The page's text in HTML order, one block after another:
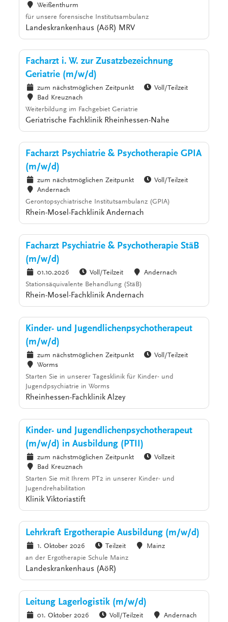
Weißenthurm
für unsere forensische Institutsambulanz
Landeskrankenhaus (AöR) MRV
Facharzt i. W. zur Zusatzbezeichnung
Geriatrie (m/w/d)
zum nächstmöglichen Zeitpunkt
Voll/Teilzeit
Bad Kreuznach
Weiterbildung im Fachgebiet Geriatrie
Geriatrische Fachklinik Rheinhessen-Nahe
Facharzt Psychiatrie & Psychotherapie GPIA
(m/w/d)
zum nächstmöglichen Zeitpunkt
Voll/Teilzeit
Andernach
Gerontopsychiatrische Institutsambulanz (GPIA)
Rhein-Mosel-Fachklinik Andernach
Facharzt Psychiatrie & Psychotherapie StäB
(m/w/d)
01.10.2026 Voll/Teilzeit
Andernach
Stationsäquivalente Behandlung (StäB)
Rhein-Mosel-Fachklinik Andernach
Kinder- und Jugendlichenpsychotherapeut
(m/w/d)
zum nächstmöglichen Zeitpunkt
Voll/Teilzeit
Worms
Starten Sie in unserer Tagesklinik für Kinder- und
Jugendpsychiatrie in Worms
Rheinhessen-Fachklinik Alzey
Kinder- und Jugendlichenpsychotherapeut
(m/w/d) in Ausbildung (PTII)
zum nächstmöglichen Zeitpunkt
Vollzeit
Bad Kreuznach
Starten Sie mit Ihrem PT2 in unserer Kinder- und
Jugendrehabilitation
Klinik Viktoriastift
Lehrkraft Ergotherapie Ausbildung (m/w/d)
1. Oktober 2026 Teilzeit
Mainz
an der Ergotherapie Schule Mainz
Landeskrankenhaus (AöR)
Leitung Lagerlogistik (m/w/d)
01. Oktober 2026 Voll/Teilzeit
Andernach